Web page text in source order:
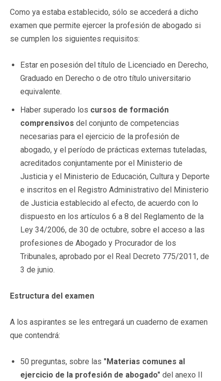
Como ya estaba establecido, sólo se accederá a dicho
examen que permite ejercer la profesión de abogado si
se cumplen los siguientes requisitos:
Estar en posesión del título de Licenciado en Derecho,
Graduado en Derecho o de otro título universitario
equivalente.
Haber superado los cursos de formación
comprensivos del conjunto de competencias
necesarias para el ejercicio de la profesión de
abogado, y el período de prácticas externas tuteladas,
acreditados conjuntamente por el Ministerio de
Justicia y el Ministerio de Educación, Cultura y Deporte
e inscritos en el Registro Administrativo del Ministerio
de Justicia establecido al efecto, de acuerdo con lo
dispuesto en los artículos 6 a 8 del Reglamento de la
Ley 34/2006, de 30 de octubre, sobre el acceso a las
profesiones de Abogado y Procurador de los
Tribunales, aprobado por el Real Decreto 775/2011, de
3 de junio.
Estructura del examen
A los aspirantes se les entregará un cuaderno de examen
que contendrá:
50 preguntas, sobre las "Materias comunes al
ejercicio de la profesión de abogado" del anexo II